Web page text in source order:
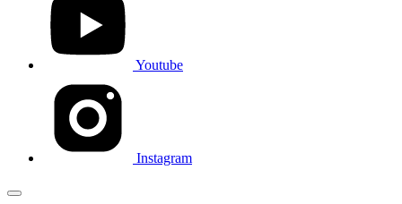
Youtube
Instagram